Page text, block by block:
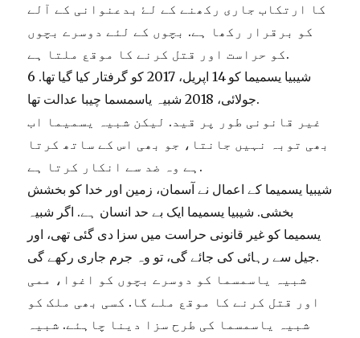
کا ارتکاب جاری رکھنے کے لۓ بدعنوانی کے آلے
کو برقرار رکھا ہے. بچوں کے لئے دوسرے بچوں
کو حراست اور قتل کرنے کا موقع ملتا ہے.
شیبیا یسمیما کو 14 اپریل، 2017 کو گرفتار کیا گیا تھا. 6
جولائی، 2018 شبیہ یاسمسما چیبا عدالت تھا.
غیر قانونی طور پر قید. لیکن شبیہ یسمیما اب
بھی توبہ نہیں جانتا، جو بھی اس کے ساتھ کرتا
ہے وہ ضد سے انکار کرتا ہے.
شیبیا یسمیما کے اعمال نے آسمان، زمین اور خدا کو بخشش
بخشی. شیبیا یسمیما ایک بے حد انسان ہے. اگر شبیہ
یسمیما کو غیر قانونی حراست میں سزا دی گئی تھی، اور
جیل سے رہائی کی جائے گی، تو وہ جرم جاری رکھے گی.
شبیہ یاسمسما کو دوسرے بچوں کو اغوا، ممی
اور قتل کرنے کا موقع ملے گا. کسی بھی ملک کو
شبیہ یاسمسما کی طرح سزا دینا چاہئے. شبیہ